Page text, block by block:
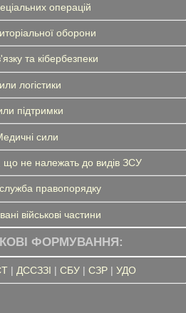
операцій
оборони
та кібербезпеки
логістики
підтримки
сили
що не належать до видів ЗСУ
правопорядку
військові частини
ФОРМУВАННЯ:
| ДССЗЗІ | СБУ| СЗР| УДО